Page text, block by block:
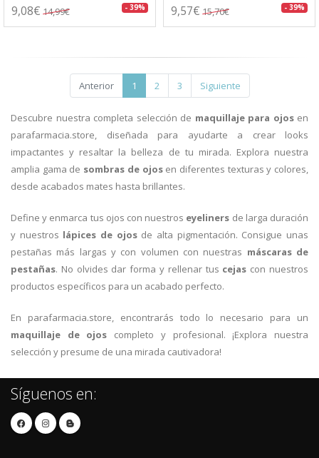
9,08€ 14,99€ - 39% 9,57€ 15,70€ - 39%
Anterior 1 2 3 Siguiente
Descubre nuestra completa selección de maquillaje para ojosen
parafarmacia.store, diseñada para ayudarte a crear looks
impactantes y resaltar la belleza de tu mirada. Explora nuestra
amplia gama de sombras de ojosen diferentes texturas y colores,
desde acabados mates hasta brillantes.
Define y enmarca tus ojos con nuestros eyeliners de larga duración
y nuestros lápices de ojosde alta pigmentación. Consigue unas
pestañas más largas y con volumen con nuestras máscaras de
pestañas. No olvides dar forma y rellenar tus cejas con nuestros
productos específicos para un acabado perfecto.
En parafarmacia.store, encontrarás todo lo necesario para un
maquillaje de ojos completo y profesional. ¡Explora nuestra
selección y presume de una mirada cautivadora!
Síguenos en: